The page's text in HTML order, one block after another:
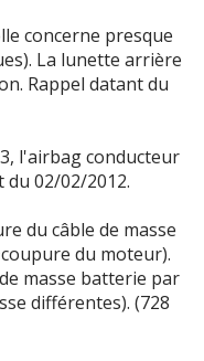
toute la
... Lire la suite >>
1.4 HDI 68 ch>>
concerne presque
La lunette arrière
Rappel datant du
l'airbag conducteur
02/02/2012.
du câble de masse
du moteur).
masse batterie par
différentes). (728